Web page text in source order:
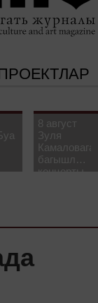
8 август
Зуля
Камаловага
багышлау
концерты